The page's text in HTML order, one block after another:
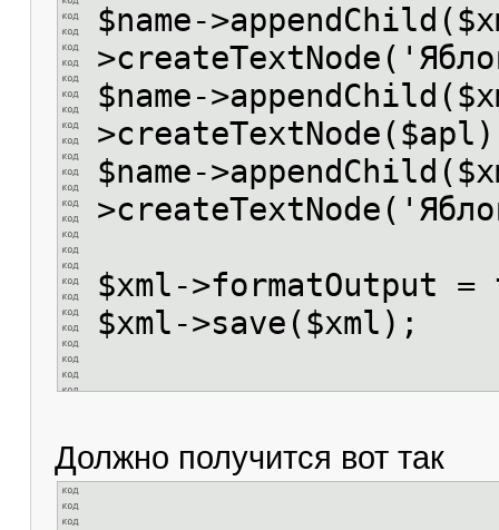
$name-
$name-
$name-
$xml->formatOutput
$xml->save($xml);
Должно получится вот так